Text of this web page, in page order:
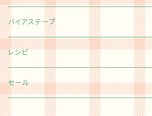
切り売り
Happy message 30's
moda
Kei Fabric
カットクロス
Happy message 30's
moda
チャームパック
ミニチャームパック
バイアステープ
レシピ
セール